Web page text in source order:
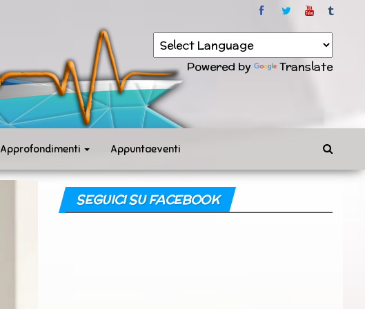
Powered by Translate
Approfondimenti Appuntaeventi
SEGUICI SU FACEBOOK